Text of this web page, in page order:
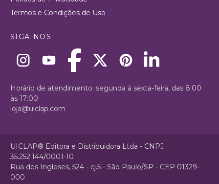
Termos e Condições de Uso
SIGA-NOS
Horário de atendimento: segunda à sexta-feira, das 8:00
às 17:00
loja@uiclap.com
UICLAP® Editora e Distribuidora Ltda - CNPJ
35.252.144/0001-10
Rua dos Ingleses, 524 - cj.5 - São Paulo/SP - CEP 01329-
000